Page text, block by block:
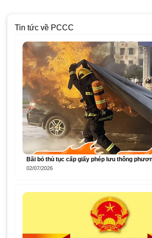
Tin tức về PCCC
Bãi bỏ thủ tục cấp giấy phép lưu thông
02/07/2026